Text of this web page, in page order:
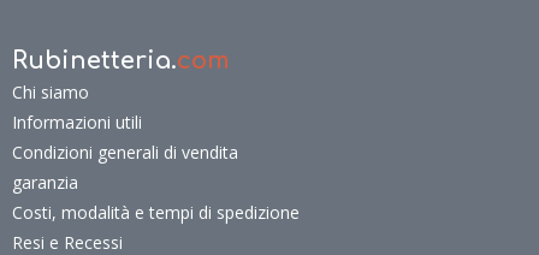
Rubinetteria.com
Chi siamo
Informazioni utili
Condizioni generali di vendita
garanzia
Costi, modalità e tempi di spedizione
Resi e Recessi